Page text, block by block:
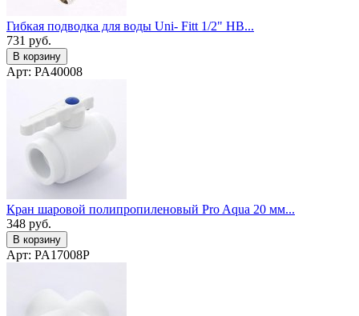
Гибкая подводка для воды Uni- Fitt 1/2" НВ...
731 руб.
В корзину
Арт: PA40008
Кран шаровой полипропиленовый Pro Aqua 20 мм...
348 руб.
В корзину
Арт: PA17008P